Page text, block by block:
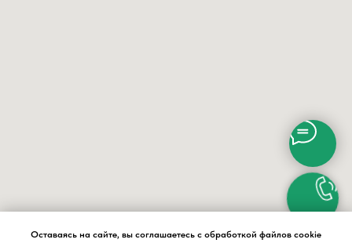
Оставаясь на сайте, вы соглашаетесь с обработкой файлов cookie